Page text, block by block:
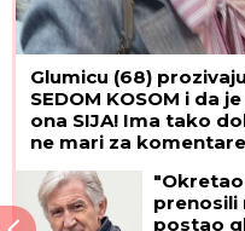
Glumicu (68)
SEDOM KOSOM i da
ona SIJA! Ima tako
ne mari za komentare
prenosili
postao